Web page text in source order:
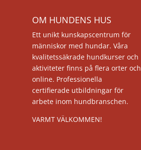
OM HUNDENS HUS
Ett unikt kunskapscentrum för
människor med hundar. Våra
kvalitetssäkrade hundkurser och
aktiviteter finns på flera orter och
online. Professionella
certifierade utbildningar för
arbete inom hundbranschen.
VARMT VÄLKOMMEN!